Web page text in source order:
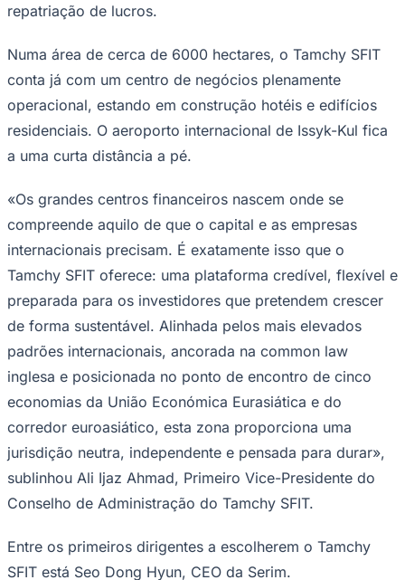
Paulistão
Libertadores
Sul-Americana
Copa América
Champions League
Premier League
La Liga
Bundesliga
Mundial 2026
Times - Ir direto
repatriação de lucros.
Numa área de cerca de 6000 hectares, o Tamchy SFIT
conta já com um centro de negócios plenamente
operacional, estando em construção hotéis e edifícios
residenciais. O aeroporto internacional de Issyk-Kul fica
a uma curta distância a pé.
«Os grandes centros financeiros nascem onde se
compreende aquilo de que o capital e as empresas
internacionais precisam. É exatamente isso que o
Tamchy SFIT oferece: uma plataforma credível, flexível e
preparada para os investidores que pretendem crescer
de forma sustentável. Alinhada pelos mais elevados
padrões internacionais, ancorada na common law
inglesa e posicionada no ponto de encontro de cinco
economias da União Económica Eurasiática e do
corredor euroasiático, esta zona proporciona uma
jurisdição neutra, independente e pensada para durar»,
sublinhou Ali Ijaz Ahmad, Primeiro Vice-Presidente do
Conselho de Administração do Tamchy SFIT.
Entre os primeiros dirigentes a escolherem o Tamchy
SFIT está Seo Dong Hyun, CEO da Serim.